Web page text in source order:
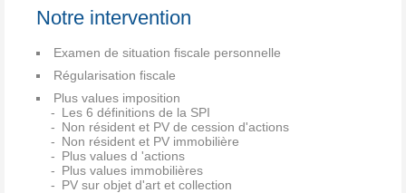
Notre intervention
Examen de situation fiscale personnelle
Régularisation fiscale
Plus values imposition
Les 6 définitions de la SPI
Non résident et PV de cession d'actions
Non résident et PV immobilière
Plus values d 'actions
Plus values immobilières
PV sur objet d'art et collection